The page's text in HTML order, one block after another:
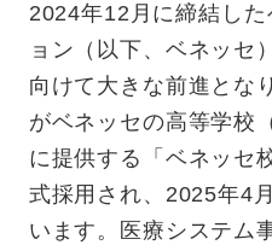
2024年12月に締結し
ョン（以下、ベネッセ
向けて大きな前進とな
がベネッセの高等学校
に提供する「ベネッセ
式採用され、2025年4
います。医療システム